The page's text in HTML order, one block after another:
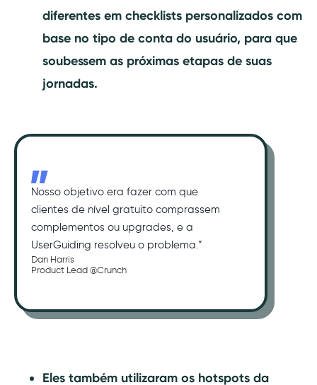
diferentes em checklists personalizados com
base no tipo de conta do usuário, para que
soubessem as próximas etapas de suas
jornadas.
Nosso objetivo era fazer com que
clientes de nível gratuito comprassem
complementos ou upgrades, e a
UserGuiding resolveu o problema.”
Dan Harris
Product Lead @Crunch
Eles também utilizaram os hotspots da